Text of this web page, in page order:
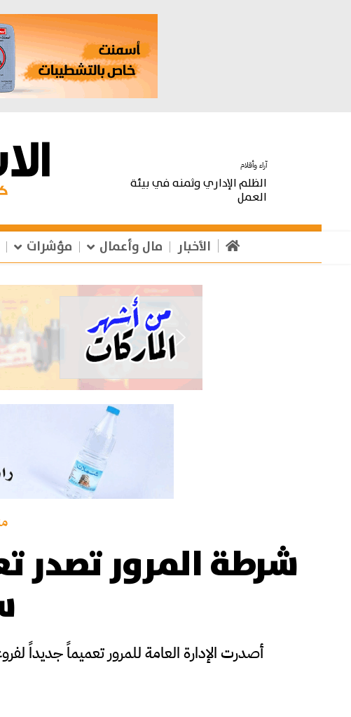
آراء وأقلام
الظلم الإداري وثمنه في بيئة
العمل
الأخبار مال وأعمال مؤشرات
شرطة المرور تصدر
أصدرت الإدارة العامة للمرور تعميماً جديداً